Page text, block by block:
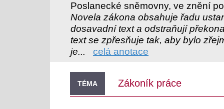
Poslanecké sněmovny, ve znění
Novela zákona obsahuje řadu
dosavadní text a odstraňují
text se zpřesňuje tak, aby bylo
je...
celá anotace
TÉMA Zákoník práce